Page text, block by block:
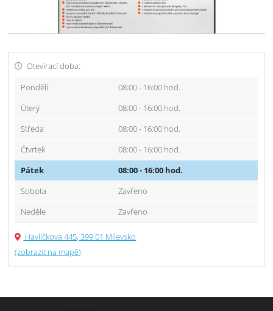
Otevírací doba:
Pondělí
08:00 - 16:00 hod.
Úterý
08:00 - 16:00 hod.
Středa
08:00 - 16:00 hod.
Čtvrtek
08:00 - 16:00 hod.
Pátek
08:00 - 16:00 hod.
Sobota
Zavřeno
Neděle
Zavřeno
Havlíčkova 445, 399 01 Milevsko
(zobrazit na mapě)